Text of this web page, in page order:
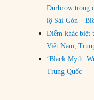
Durbrow trong
lộ Sài Gòn –
Điểm khác biệt
Việt Nam,
‘Black Myth:
Trung Quốc